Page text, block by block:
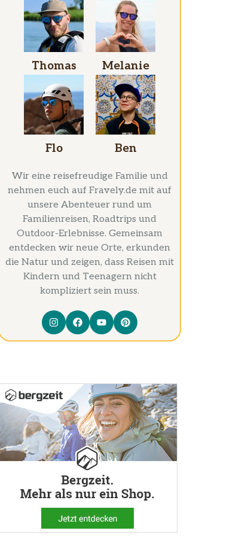
Thomas Melanie
Flo Ben
Wir eine reisefreudige Familie und
nehmen euch auf Fravely.de mit auf
unsere Abenteuer rund um
Familienreisen, Roadtrips und
Outdoor-Erlebnisse. Gemeinsam
entdecken wir neue Orte, erkunden
die Natur und zeigen, dass Reisen mit
Kindern und Teenagern nicht
kompliziert sein muss.